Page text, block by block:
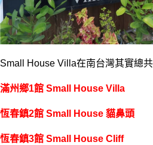
Small House Villa在南台灣其實總
滿州鄉1館 Small House Villa
恆春鎮2館 Small House 貓鼻頭
恆春鎮3館 Small House Cliff